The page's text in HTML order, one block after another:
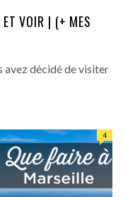
VOIR | (+ MES
avez décidé de visiter
4